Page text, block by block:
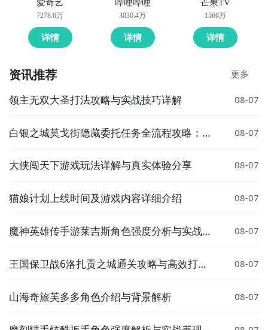
爱奇艺
7278.6万
详情
哔哩哔哩
3030.4万
详情
芒果TV
1566万
详情
资讯推荐 更多
领主无双大圣打法攻略与实战技巧详解 08-07
白银之城莫戈街隐藏委托任务全流程攻略：触
08-07
大侠闯天下游戏玩法详解与真实体验分享 08-07
猫娘计划上线时间及游戏内容详细介绍 08-07
魔神英雄传手游莱吉斯角色强度分析与实战搭
08-07
王国保卫战6洛扎贡之城通关攻略与高效打法
08-07
山海奇旅芙多多角色介绍与背景解析 08-07